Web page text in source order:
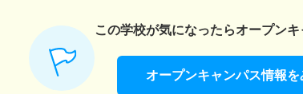
この学校が気になったらオープンキ
オープンキャンパス情報を